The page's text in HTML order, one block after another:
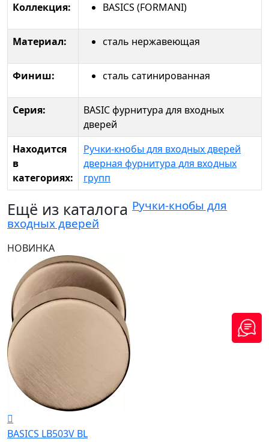
Коллекция: BASICS (FORMANI)
Материал: сталь нержавеющая
Финиш: сталь сатинированная
Серия:
BASIC фурнитура для входных
дверей
Находится
в
категориях:
Ручки-кнобы для входных дверей
дверная фурнитура для входных
групп
Ещё из каталога Ручки-кнобы для
входных дверей
НОВИНКА
BASICS LB503V BL